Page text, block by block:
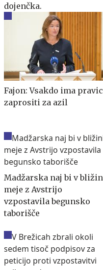
dojenčka.
Fajon: Vsakdo ima
zaprositi za azil
Madžarska naj bi v
meje z Avstrijo
vzpostavila begunsko
taborišče